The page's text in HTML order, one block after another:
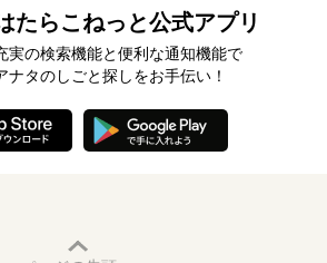
たらこねっと公式アプリ
実の検索機能と便利な通知機能で
ナタのしごと探しをお手伝い！